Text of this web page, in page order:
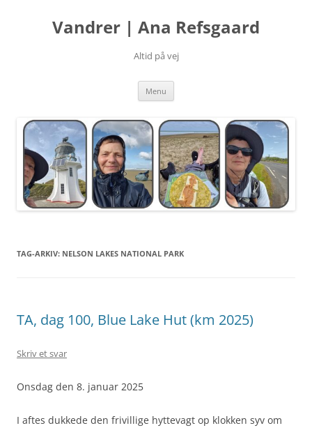
Vandrer | Ana Refsgaard
Altid på vej
Menu
TAG-ARKIV: NELSON LAKES NATIONAL PARK
TA, dag 100, Blue Lake Hut (km 2025)
Skriv et svar
Onsdag den 8. januar 2025
I aftes dukkede den frivillige hyttevagt op klokken syv om